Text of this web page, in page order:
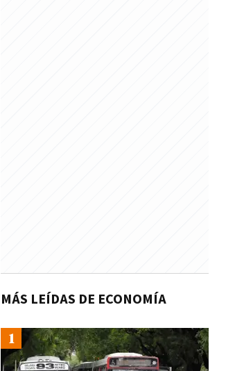
MÁS LEÍDAS DE ECONOMÍA